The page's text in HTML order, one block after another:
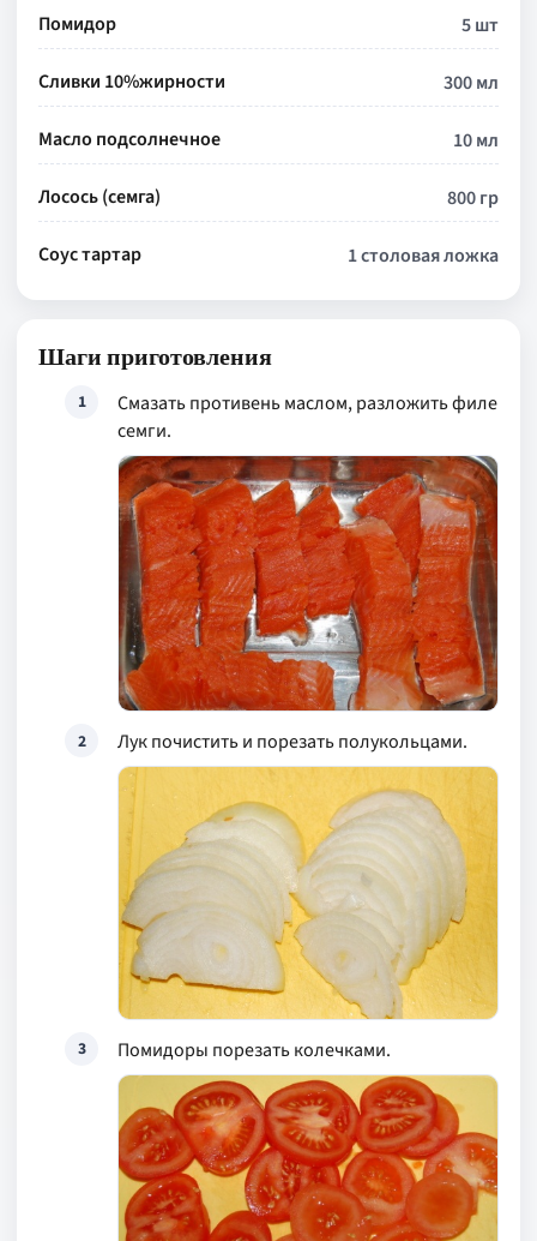
Помидор 5 шт
Сливки 10%жирности 300 мл
Масло подсолнечное 10 мл
Лосось (семга) 800 гр
Соус тартар 1 столовая ложка
Шаги приготовления
1
Смазать противень маслом, разложить филе
семги.
2 Лук почистить и порезать полукольцами.
3 Помидоры порезать колечками.